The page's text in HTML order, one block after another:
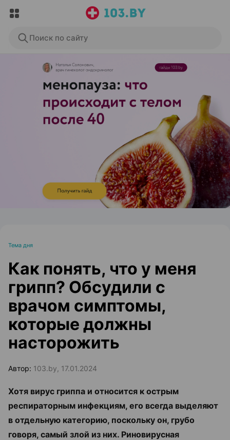
Поиск по сайту
ЭФФЕКТИВНАЯ РЕКЛАМА НА САЙТЕ
Тема дня
Как понять, что у меня
грипп? Обсудили с
врачом симптомы,
которые должны
насторожить
Автор: 103.by, 17.01.2024
Хотя вирус гриппа и относится к острым
респираторным инфекциям, его всегда выделяют
в отдельную категорию, поскольку он, грубо
говоря, самый злой из них. Риновирусная